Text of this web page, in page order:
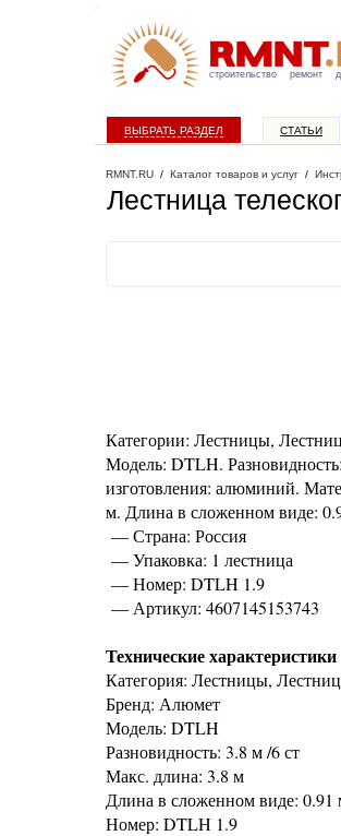
строительство ремонт
ВЫБРАТЬ РАЗДЕЛ СТАТЬИ
RMNT.RU / Каталог товаров и услуг /
Лестница
Категории: Лестницы,
Модель: DTLH.
изготовления: алюминий.
м. Длина в сложенном виде:
— Страна: Россия
— Упаковка: 1 лестница
— Номер: DTLH 1.9
— Артикул: 4607145153743
Технические характеристики
Категория: Лестницы,
Бренд: Алюмет
Модель: DTLH
Разновидность: 3.8 м /6 ст
Макс. длина: 3.8 м
Длина в сложенном виде: 0.91
Номер: DTLH 1.9